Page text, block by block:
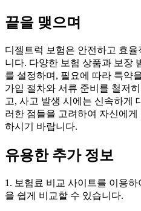
끝을 맺으며
디젤트럭 보험은 안전하고 효
니다. 다양한 보험 상품과 보장
를 설정하며, 필요에 따라 특약
가입 절차와 서류 준비를 철저
고, 사고 발생 시에는 신속하게
러한 점들을 고려하여 자신에
하시기 바랍니다.
유용한 추가 정보
1. 보험료 비교 사이트를 이용
을 쉽게 비교할 수 있습니다.